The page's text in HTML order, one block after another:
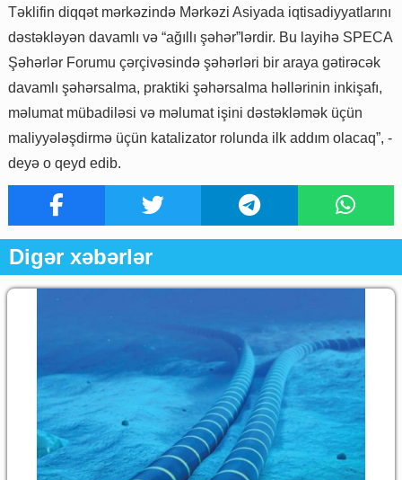
Təklifin diqqət mərkəzində Mərkəzi Asiyada iqtisadiyyatlarını
dəstəkləyən davamlı və “ağıllı şəhər”lərdir. Bu layihə SPECA
Şəhərlər Forumu çərçivəsində şəhərləri bir araya gətirəcək
davamlı şəhərsalma, praktiki şəhərsalma həllərinin inkişafı,
məlumat mübadiləsi və məlumat işini dəstəkləmək üçün
maliyyələşdirmə üçün katalizator rolunda ilk addım olacaq”, -
deyə o qeyd edib.
Digər xəbərlər